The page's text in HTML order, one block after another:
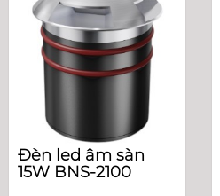
Đèn led âm sàn
15W BNS-2100